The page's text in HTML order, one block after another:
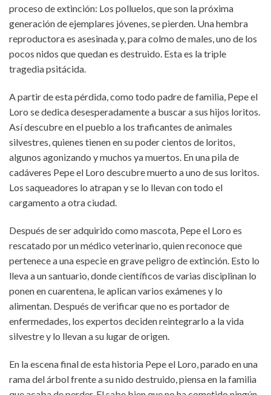
proceso de extinción: Los polluelos, que son la próxima
generación de ejemplares jóvenes, se pierden. Una hembra
reproductora es asesinada y, para colmo de males, uno de los
pocos nidos que quedan es destruido. Esta es la triple
tragedia psitácida.
A partir de esta pérdida, como todo padre de familia, Pepe el
Loro se dedica desesperadamente a buscar a sus hijos loritos.
Así descubre en el pueblo a los traficantes de animales
silvestres, quienes tienen en su poder cientos de loritos,
algunos agonizando y muchos ya muertos. En una pila de
cadáveres Pepe el Loro descubre muerto a uno de sus loritos.
Los saqueadores lo atrapan y se lo llevan con todo el
cargamento a otra ciudad.
Después de ser adquirido como mascota, Pepe el Loro es
rescatado por un médico veterinario, quien reconoce que
pertenece a una especie en grave peligro de extinción. Esto lo
lleva a un santuario, donde científicos de varias disciplinan lo
ponen en cuarentena, le aplican varios exámenes y lo
alimentan. Después de verificar que no es portador de
enfermedades, los expertos deciden reintegrarlo a la vida
silvestre y lo llevan a su lugar de origen.
En la escena final de esta historia Pepe el Loro, parado en una
rama del árbol frente a su nido destruido, piensa en la familia